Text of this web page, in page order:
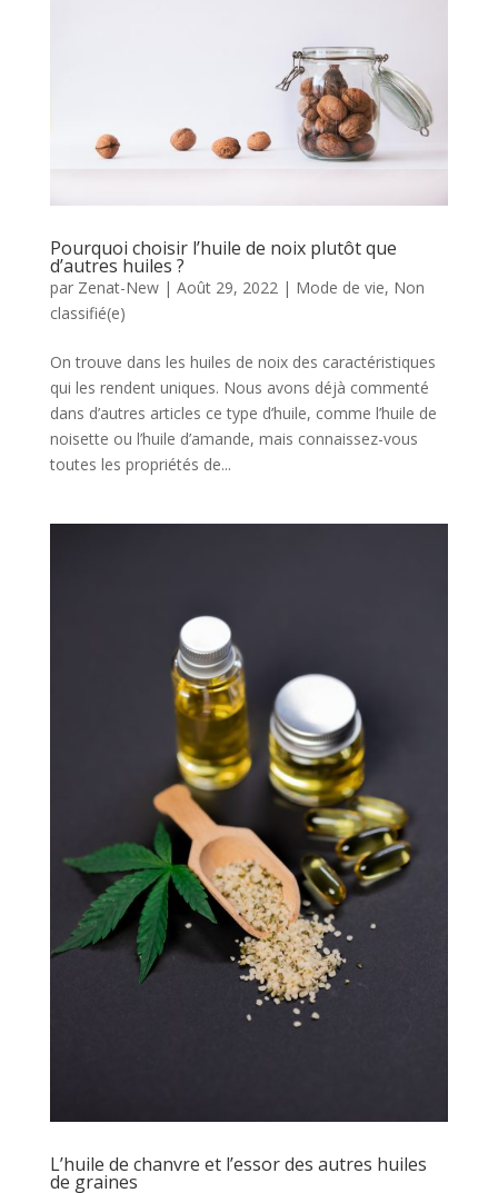
Pourquoi choisir l’huile de noix plutôt que
d’autres huiles ?
par Zenat-New| Août 29, 2022| Mode de vie, Non
classifié(e)
On trouve dans les huiles de noix des caractéristiques
qui les rendent uniques. Nous avons déjà commenté
dans d’autres articles ce type d’huile, comme l’huile de
noisette ou l’huile d’amande, mais connaissez-vous
toutes les propriétés de...
L’huile de chanvre et l’essor des autres huiles
de graines